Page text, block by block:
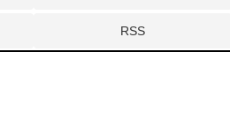
RSS